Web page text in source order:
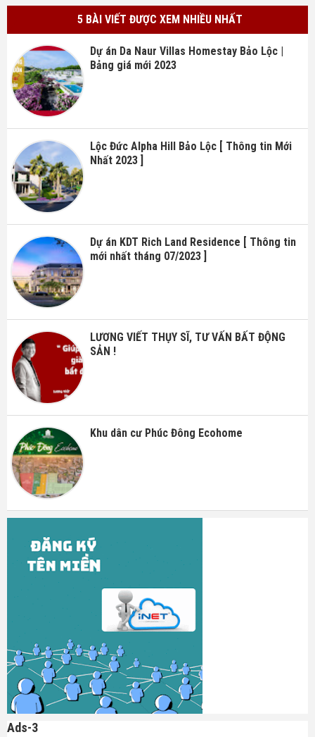
5 BÀI VIẾT ĐƯỢC XEM NHIỀU NHẤT
Dự án Da Naur Villas Homestay Bảo Lộc |
Bảng giá mới 2023
Lộc Đức Alpha Hill Bảo Lộc [ Thông tin Mới
Nhất 2023 ]
Dự án KDT Rich Land Residence [ Thông tin
mới nhất tháng 07/2023 ]
LƯƠNG VIẾT THỤY SĨ, TƯ VẤN BẤT ĐỘNG
SẢN !
Khu dân cư Phúc Đông Ecohome
Ads-3